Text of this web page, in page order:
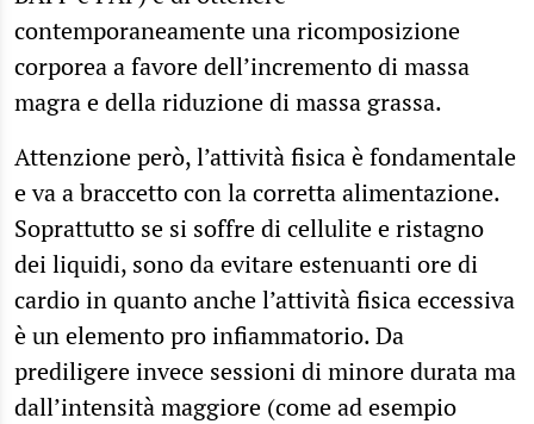
contemporaneamente una ricomposizione
corporea a favore dell’incremento di massa
magra e della riduzione di massa grassa.
Attenzione però, l’attività fisica è fondamentale
e va a braccetto con la corretta alimentazione.
Soprattutto se si soffre di cellulite e ristagno
dei liquidi, sono da evitare estenuanti ore di
cardio in quanto anche l’attività fisica eccessiva
è un elemento pro infiammatorio. Da
prediligere invece sessioni di minore durata ma
dall’intensità maggiore (come ad esempio